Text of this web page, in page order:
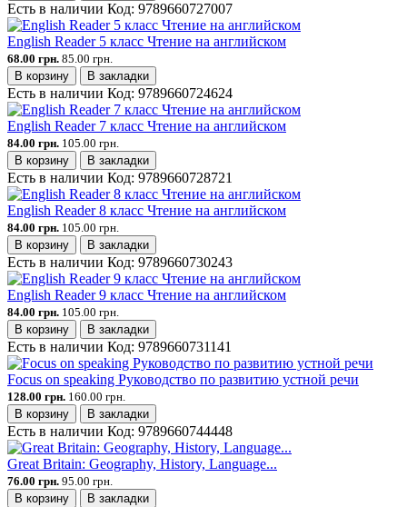
Есть в наличии Код: 9789660727007
English Reader 5 класс Чтение на английском
68.00 грн. 85.00 грн.
В корзину
В закладки
Есть в наличии Код: 9789660724624
English Reader 7 класс Чтение на английском
84.00 грн. 105.00 грн.
В корзину
В закладки
Есть в наличии Код: 9789660728721
English Reader 8 класс Чтение на английском
84.00 грн. 105.00 грн.
В корзину
В закладки
Есть в наличии Код: 9789660730243
English Reader 9 класс Чтение на английском
84.00 грн. 105.00 грн.
В корзину
В закладки
Есть в наличии Код: 9789660731141
Focus on speaking Руководство по развитию устной речи
128.00 грн. 160.00 грн.
В корзину
В закладки
Есть в наличии Код: 9789660744448
Great Britain: Geography, History, Language...
76.00 грн. 95.00 грн.
В корзину
В закладки